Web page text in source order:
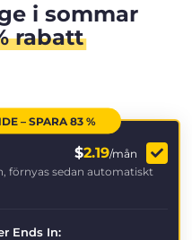
i sommar
rabatt
– SPARA 83 %
$2.19/mån
förnyas sedan automatiskt
Ends In: